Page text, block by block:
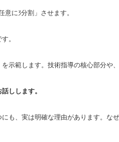
に3分割」させます。
。
示範します。技術指導の核心部分や
しします。
も、実は明確な理由があります。な